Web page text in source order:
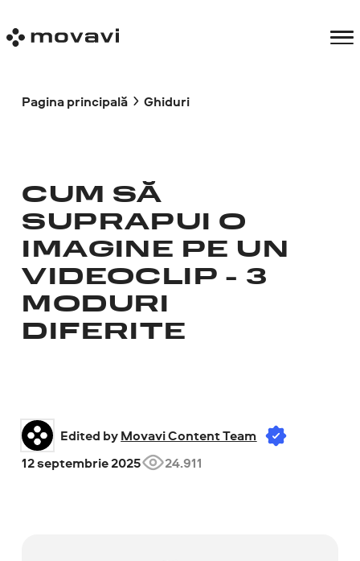
Pagina principală Ghiduri
CUM SĂ
SUPRAPUI O
IMAGINE PE UN
VIDEOCLIP - 3
MODURI
DIFERITE
Edited by Movavi Content Team
12 septembrie 2025
24.911